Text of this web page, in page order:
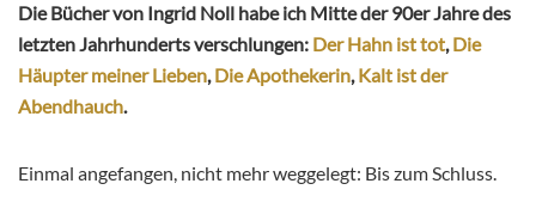
Die Bücher von Ingrid Noll habe ich Mitte der 90er Jahre des
letzten Jahrhunderts verschlungen: Der Hahn ist tot,Die
Häupter meiner Lieben,Die Apothekerin,Kalt ist der
Abendhauch.
Einmal angefangen, nicht mehr weggelegt: Bis zum Schluss.